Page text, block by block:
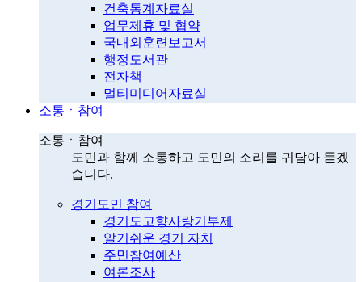
건축통계자료실
업무제휴 및 협약
국내외훈련보고서
행정도서관
전자책
멀티미디어자료실
소통ㆍ참여
소통ㆍ참여
도민과 함께 소통하고 도민의 소리를 귀담아 듣겠
습니다.
경기도민 참여
경기도고향사랑기부제
알기쉬운 경기 자치
주민참여예산
여론조사